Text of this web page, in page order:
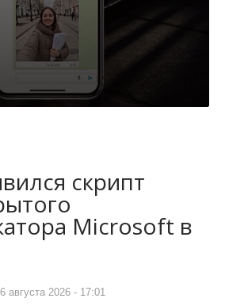
скрипт
Microsoft в
августа 2026 - 17:01